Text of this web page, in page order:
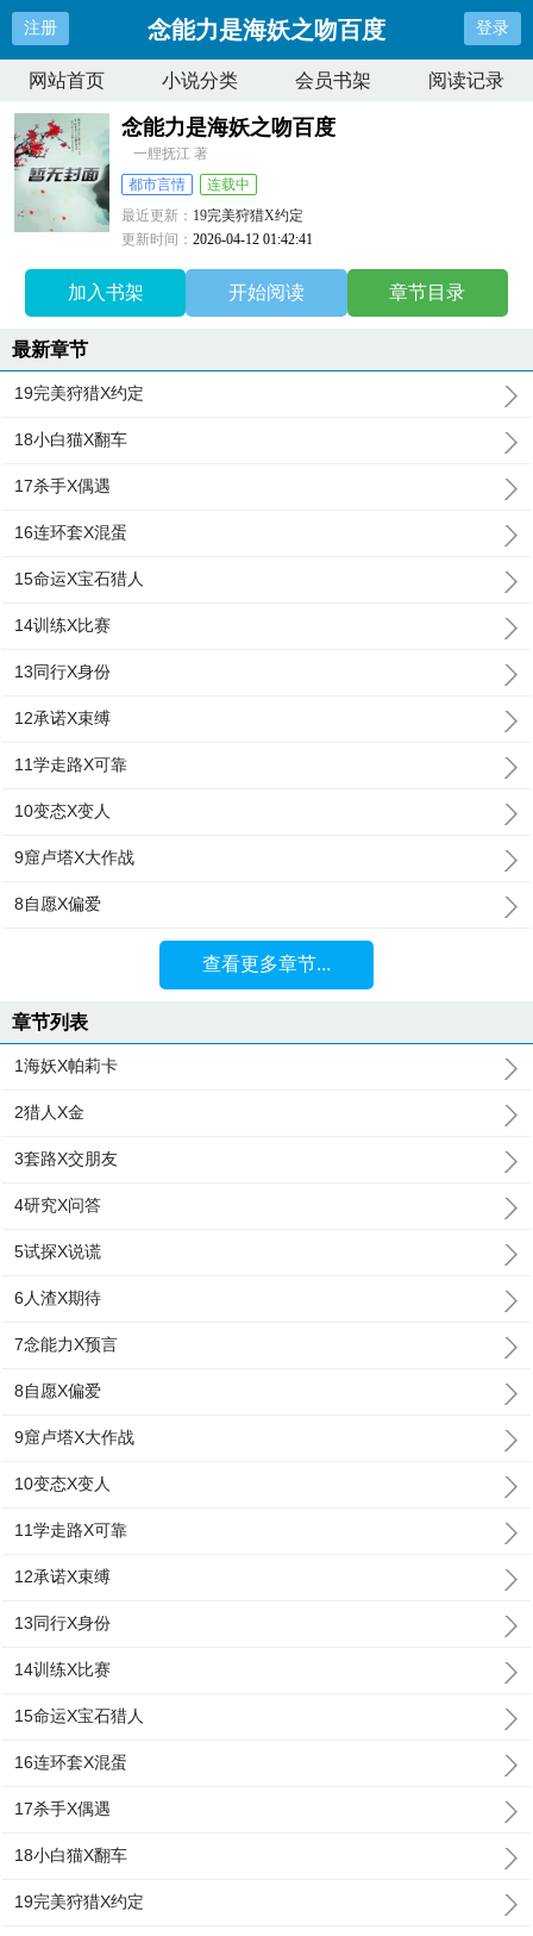
注册 念能力是海妖之吻百度 登录
网站首页 小说分类 会员书架 阅读记录
念能力是海妖之吻百度
一艃抚江 著
都市言情
连载中
最近更新： 19完美狩猎X约定
更新时间：2026-04-12 01:42:41
加入书架 开始阅读 章节目录
最新章节
19完美狩猎X约定
18小白猫X翻车
17杀手X偶遇
16连环套X混蛋
15命运X宝石猎人
14训练X比赛
13同行X身份
12承诺X束缚
11学走路X可靠
10变态X变人
9窟卢塔X大作战
8自愿X偏爱
查看更多章节...
章节列表
1海妖X帕莉卡
2猎人X金
3套路X交朋友
4研究X问答
5试探X说谎
6人渣X期待
7念能力X预言
8自愿X偏爱
9窟卢塔X大作战
10变态X变人
11学走路X可靠
12承诺X束缚
13同行X身份
14训练X比赛
15命运X宝石猎人
16连环套X混蛋
17杀手X偶遇
18小白猫X翻车
19完美狩猎X约定